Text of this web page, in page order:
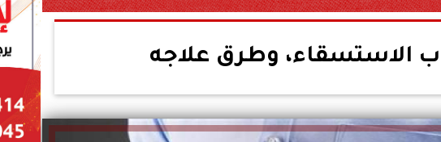
الاستسقاء، وطرق علاجه